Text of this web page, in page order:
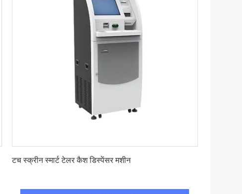
टच स्क्रीन स्मार्ट टेलर कैश डिस्पेंसर मशीन